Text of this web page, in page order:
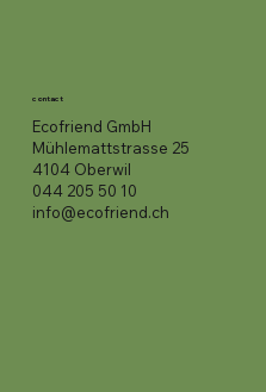
contact
Ecofriend GmbH
Mühlemattstrasse 25
4104 Oberwil
044 205 50 10
info@ecofriend.ch